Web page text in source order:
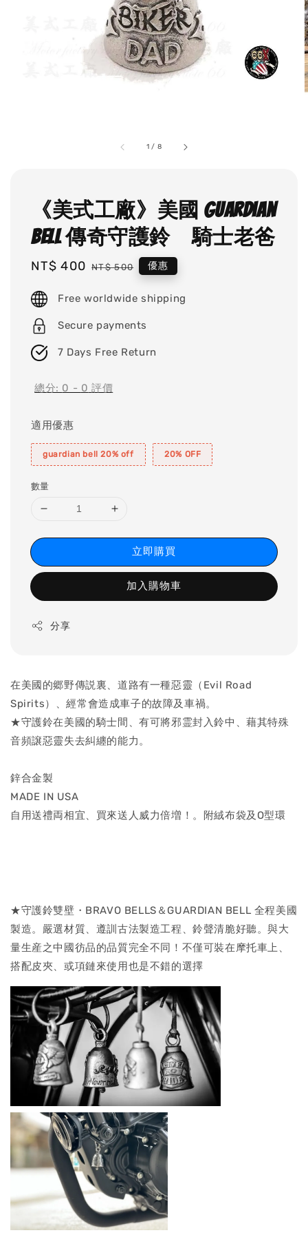
1 / 8
《美式工廠》美國 Guardian
Bell 傳奇守護鈴 騎士老爸
Sale
NT$ 400 Regular
NT$ 500 優惠
Free worldwide shipping
Secure payments
7 Days Free Return
總分: 0 - 0 評價
適用優惠
guardian bell 20% off 20% OFF
數量
立即購買
加入購物車
分享
在美國的郷野傳説裏、道路有一種惡靈（Evil Road
Spirits）、經常會造成車子的故障及車禍。
★守護鈴在美國的騎士間、有可將邪霊封入鈴中、藉其特殊
音頻譲惡靈失去糾纏的能力。
鋅合金製
MADE IN USA
自用送禮両相宜、買來送人威力倍増！。附絨布袋及O型環
★守護鈴雙壁・BRAVO BELLS＆GUARDIAN BELL 全程美國
製造。嚴選材質、遵訓古法製造工程、鈴聲清脆好聽。與大
量生産之中國彷品的品質完全不同！不僅可裝在摩托車上、
搭配皮夾、或項鏈來使用也是不錯的選擇